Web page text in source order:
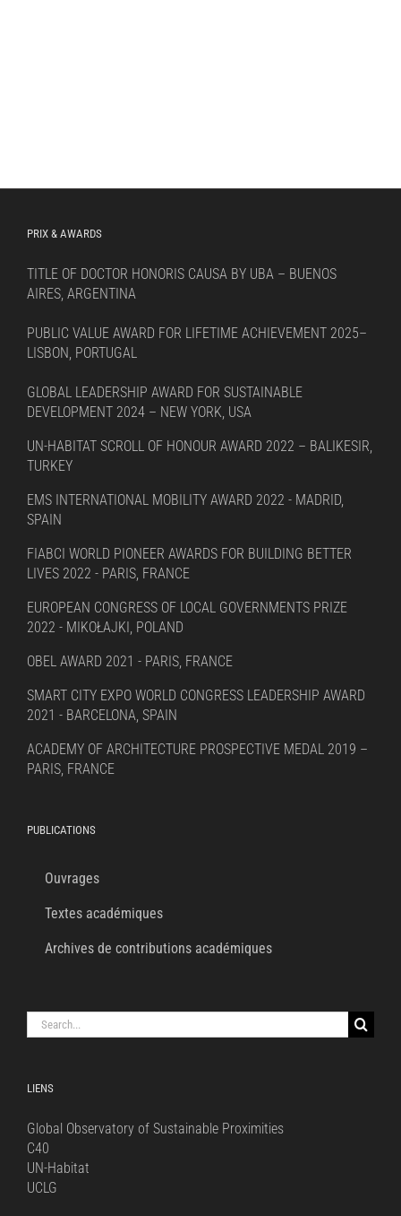
PRIX & AWARDS
TITLE OF DOCTOR HONORIS CAUSA BY UBA – BUENOS
AIRES, ARGENTINA
PUBLIC VALUE AWARD FOR LIFETIME ACHIEVEMENT 2025–
LISBON, PORTUGAL
GLOBAL LEADERSHIP AWARD FOR SUSTAINABLE
DEVELOPMENT 2024 – NEW YORK, USA
UN-HABITAT SCROLL OF HONOUR AWARD 2022 – BALIKESIR,
TURKEY
EMS INTERNATIONAL MOBILITY AWARD 2022 - MADRID,
SPAIN
FIABCI WORLD PIONEER AWARDS FOR BUILDING BETTER
LIVES 2022 - PARIS, FRANCE
EUROPEAN CONGRESS OF LOCAL GOVERNMENTS PRIZE
2022 - MIKOŁAJKI, POLAND
OBEL AWARD 2021 - PARIS, FRANCE
SMART CITY EXPO WORLD CONGRESS LEADERSHIP AWARD
2021 - BARCELONA, SPAIN
ACADEMY OF ARCHITECTURE PROSPECTIVE MEDAL 2019 –
PARIS, FRANCE
PUBLICATIONS
Ouvrages
Textes académiques
Archives de contributions académiques
Search
for:
LIENS
Global Observatory of Sustainable Proximities
C40
UN-Habitat
UCLG